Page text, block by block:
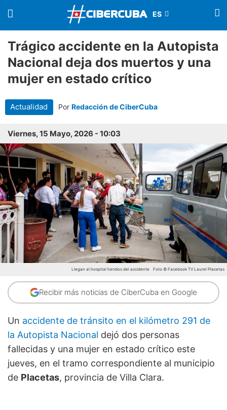
Trágico accidente en la Autopista
Nacional deja dos muertos y una
mujer en estado crítico
Actualidad Por Redacción de CiberCuba
Viernes, 15 Mayo, 2026 - 10:03
Llegan al hospital heridos del accidente Foto © Facebook TV Laurel Placetas
Recibir más noticias de CiberCuba en Google
Un accidente de tránsito en el kilómetro 291 de
la Autopista Nacional dejó dos personas
fallecidas y una mujer en estado crítico este
jueves, en el tramo correspondiente al municipio
de Placetas, provincia de Villa Clara.